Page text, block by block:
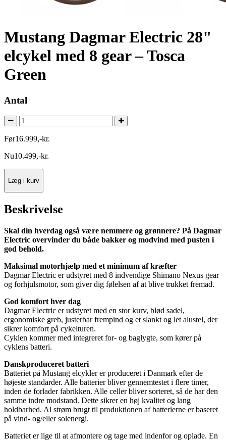
Mustang Dagmar Electric 28"
elcykel med 8 gear – Tosca
Green
Antal
Før16.999,-kr.
Nu10.499,-kr.
Læg i kurv
Beskrivelse
Skal din hverdag også være nemmere og grønnere? På Dagmar
Electric overvinder du både bakker og modvind med pusten i
god behold.
Maksimal motorhjælp med et minimum af kræfter
Dagmar Electric er udstyret med 8 indvendige Shimano Nexus gear
og forhjulsmotor, som giver dig følelsen af at blive trukket fremad.
God komfort hver dag
Dagmar Electric er udstyret med en stor kurv, blød sadel,
ergonomiske greb, justerbar frempind og et slankt og let alustel, der
sikrer komfort på cykelturen.
Cyklen kommer med integreret for- og baglygte, som kører på
cyklens batteri.
Danskproduceret batteri
Batteriet på Mustang elcykler er produceret i Danmark efter de
højeste standarder. Alle batterier bliver gennemtestet i flere timer,
inden de forlader fabrikken. Alle celler bliver sorteret, så de har den
samme indre modstand. Dette sikrer en høj kvalitet og lang
holdbarhed. Al strøm brugt til produktionen af batterierne er baseret
på vind- og/eller solenergi.
Batteriet er lige til at afmontere og tage med indenfor og oplade. En